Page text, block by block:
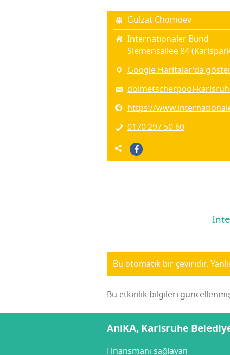
Gul­zat Chomoev
Inter­na­ti­ona­ler Bund
Siemen­sal­lee 84
Google Haritalar'da
dolmetscherpool-
https://
0170 297 50 60
Bu otomatik bir çeviridir.
Bu etkinlik bilgileri
AniKA, Karlsruhe
Finansmanı sağlayan